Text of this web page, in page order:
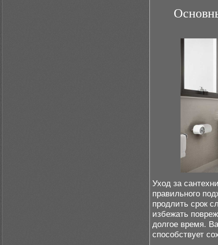
Уход за
правильного
продлить срок
избежать
долгое время.
способствует